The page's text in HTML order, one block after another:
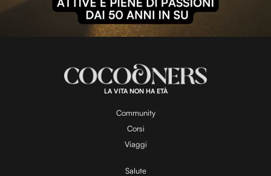
l
a
y
V
L
:
1
0
0
.
0
LA VITA NON HA ETÀ
Community
Corsi
Viaggi
Salute